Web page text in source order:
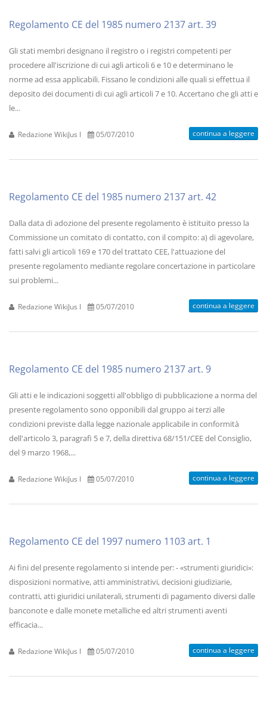
Regolamento CE del 1985 numero 2137 art. 39
Gli stati membri designano il registro o i registri competenti per
procedere all'iscrizione di cui agli articoli 6 e 10 e determinano le
norme ad essa applicabili. Fissano le condizioni alle quali si effettua il
deposito dei documenti di cui agli articoli 7 e 10. Accertano che gli atti e
le...
Redazione WikiJus I 05/07/2010 continua a leggere
Regolamento CE del 1985 numero 2137 art. 42
Dalla data di adozione del presente regolamento è istituito presso la
Commissione un comitato di contatto, con il compito: a) di agevolare,
fatti salvi gli articoli 169 e 170 del trattato CEE, l'attuazione del
presente regolamento mediante regolare concertazione in particolare
sui problemi...
Redazione WikiJus I 05/07/2010 continua a leggere
Regolamento CE del 1985 numero 2137 art. 9
Gli atti e le indicazioni soggetti all'obbligo di pubblicazione a norma del
presente regolamento sono opponibili dal gruppo ai terzi alle
condizioni previste dalla legge nazionale applicabile in conformità
dell'articolo 3, paragrafi 5 e 7, della direttiva 68/151/CEE del Consiglio,
del 9 marzo 1968,...
Redazione WikiJus I 05/07/2010 continua a leggere
Regolamento CE del 1997 numero 1103 art. 1
Ai fini del presente regolamento si intende per: - «strumenti giuridici»:
disposizioni normative, atti amministrativi, decisioni giudiziarie,
contratti, atti giuridici unilaterali, strumenti di pagamento diversi dalle
banconote e dalle monete metalliche ed altri strumenti aventi
efficacia...
Redazione WikiJus I 05/07/2010 continua a leggere